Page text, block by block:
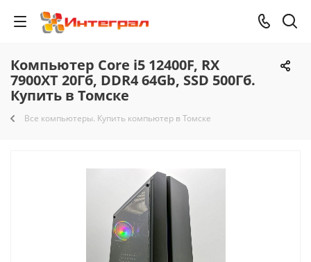
Компьютер Core i5 12400F, RX
7900XT 20Гб, DDR4 64Gb, SSD 500Гб.
Купить в Томске
Все компьютеры. Купить компьютер в Томске